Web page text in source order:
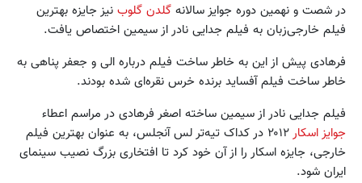
در شصت و نهمین دوره جوایز سالانه گلدن گلوب نیز جایزه بهترین
فیلم خارجی‌زبان به فیلم جدایی نادر از سیمین اختصاص یافت.
فرهادی پیش از این به خاطر ساخت فیلم درباره الی و جعفر پناهی به
خاطر ساخت فیلم آفساید برنده خرس نقره‌ای شده بودند.
فیلم جدایی نادر از سیمین ساخته اصغر فرهادی در مراسم اعطاء
جوایز اسکار
۲۰۱۲ در کداک تیه‌تر لس آنجلس، به عنوان بهترین فیلم
خارجی، جایزه اسکار را از آن خود کرد تا افتخاری بزرگ نصیب سینمای
ایران شود.